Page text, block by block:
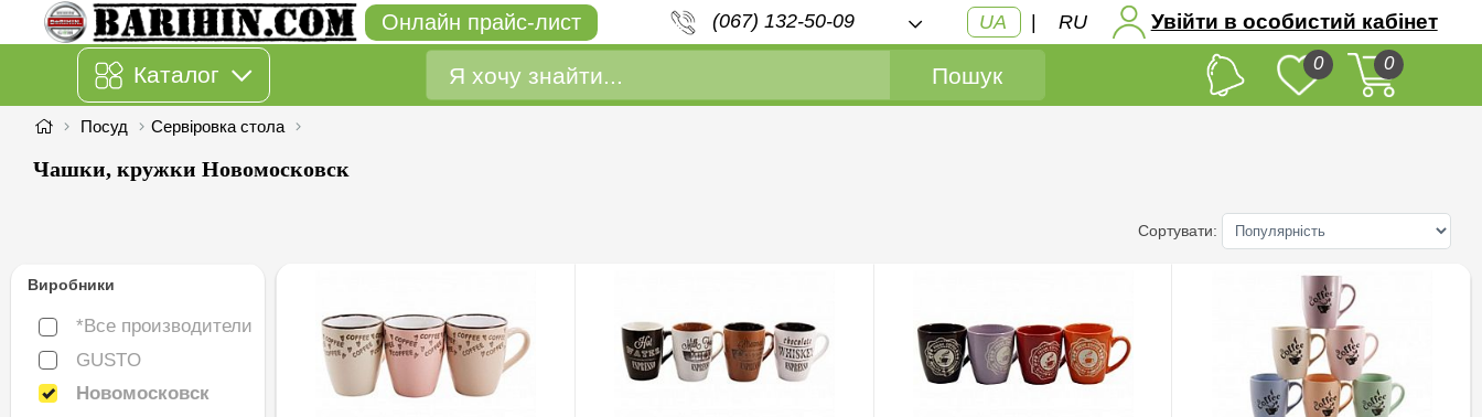
Онлайн прайс-лист (067) 132-50-09 UA | RU Увійти в особистий кабінет
Каталог Пошук 0 0
Посуд Сервіровка стола
Чашки, кружки Новомосковск
Сортувати:
Виробники
*Все производители
*Все производители
GUSTO
GUSTO
Новомосковск
Новомосковск